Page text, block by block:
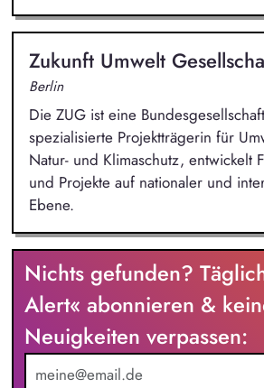
Zukunft Umwelt
Berlin
Die ZUG ist eine
spezialisierte Projektträgerin für
Natur- und Klimaschutz, entwickelt
und Projekte auf nationaler und
Ebene.
Nichts gefunden?
Alert« abonnieren &
Neuigkeiten verpassen: